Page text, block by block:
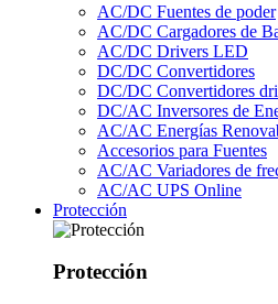
AC/DC Fuentes de poder
AC/DC Cargadores de
AC/DC Drivers LED
DC/DC Convertidores
DC/DC Convertidores
DC/AC Inversores de
AC/AC Energías
Accesorios para Fuentes
AC/AC Variadores de
AC/AC UPS Online
Protección
Protección